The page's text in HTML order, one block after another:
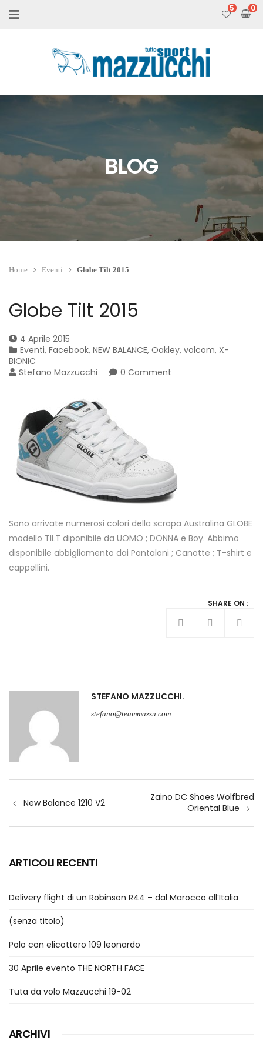
5
BLOG
Home Eventi Globe Tilt 2015
Globe Tilt 2015
4 Aprile 2015
Eventi, Facebook, NEW BALANCE, Oakley, volcom, X-
BIONIC
Stefano Mazzucchi
0 Comment
Sono arrivate numerosi colori della scrapa Australina GLOBE
modello TILT diponibile da UOMO ; DONNA e Boy. Abbimo
disponibile abbigliamento dai Pantaloni ; Canotte ; T-shirt e
cappellini.
SHARE ON :
STEFANO MAZZUCCHI
stefano@teammazzu.com
articoli
New Balance 1210 V2
Zaino DC Shoes Wolfbred
Oriental Blue
ARTICOLI RECENTI
Delivery flight di un Robinson R44 – dal Marocco all’Italia
(senza titolo)
Polo con elicottero 109 leonardo
30 Aprile evento THE NORTH FACE
Tuta da volo Mazzucchi 19-02
ARCHIVI